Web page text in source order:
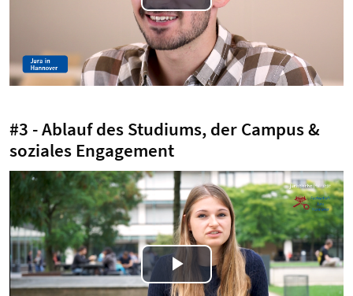
Play
Video
#3 - Ablauf des Studiums, der Campus &
soziales Engagement
Play